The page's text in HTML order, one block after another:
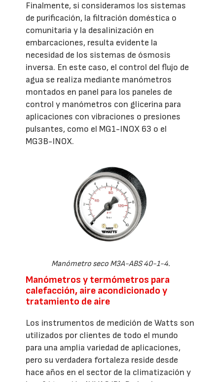
Finalmente, si consideramos los sistemas
de purificación, la filtración doméstica o
comunitaria y la desalinización en
embarcaciones, resulta evidente la
necesidad de los sistemas de ósmosis
inversa. En este caso, el control del flujo de
agua se realiza mediante manómetros
montados en panel para los paneles de
control y manómetros con glicerina para
aplicaciones con vibraciones o presiones
pulsantes, como el MG1-INOX 63 o el
MG3B-INOX.
Manómetro seco M3A-ABS 40-1-4.
Manómetros y termómetros para
calefacción, aire acondicionado y
tratamiento de aire
Los instrumentos de medición de Watts son
utilizados por clientes de todo el mundo
para una amplia variedad de aplicaciones,
pero su verdadera fortaleza reside desde
hace años en el sector de la climatización y